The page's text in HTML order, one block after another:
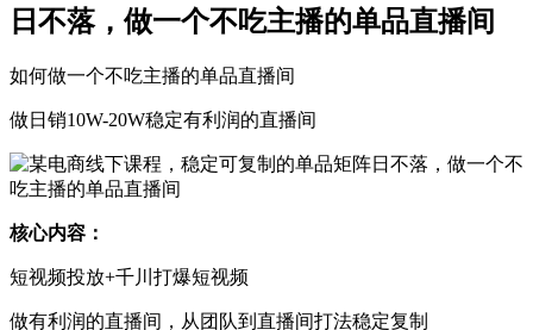
日不落，做一个不吃主播的单品直播间
如何做一个不吃主播的单品直播间
做日销10W-20W稳定有利润的直播间
核心内容：
短视频投放+千川打爆短视频
做有利润的直播间，从团队到直播间打法稳定复制